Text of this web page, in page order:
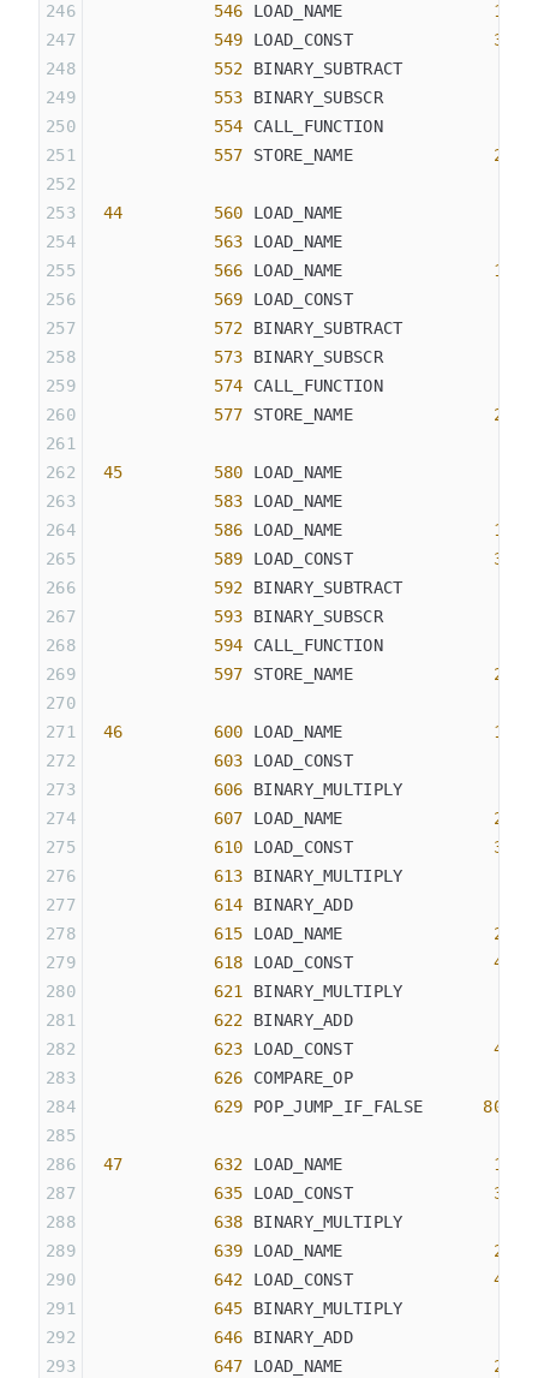
            546
LOAD_NAME 18
            549
LOAD_CONST 36
            552
BINARY_SUBTRACT
            553
BINARY_SUBSCR
            554
CALL_FUNCTION
            557
STORE_NAME 22
44
         560
LOAD_NAME
            563
LOAD_NAME
            566
LOAD_NAME 18
            569
LOAD_CONST
            572
BINARY_SUBTRACT
            573
BINARY_SUBSCR
            574
CALL_FUNCTION
            577
STORE_NAME 23
45
         580
LOAD_NAME
            583
LOAD_NAME
            586
LOAD_NAME 18
            589
LOAD_CONST 35
            592
BINARY_SUBTRACT
            593
BINARY_SUBSCR
            594
CALL_FUNCTION
            597
STORE_NAME 24
46
         600
LOAD_NAME 19
            603
LOAD_CONST
            606
BINARY_MULTIPLY
            607
LOAD_NAME 20
            610
LOAD_CONST 35
            613
BINARY_MULTIPLY
            614
BINARY_ADD
            615
LOAD_NAME 21
            618
LOAD_CONST 40
            621
BINARY_MULTIPLY
            622
BINARY_ADD
            623
LOAD_CONST 44
            626
COMPARE_OP
            629
POP_JUMP_IF_FALSE 807
47
         632
LOAD_NAME 19
            635
LOAD_CONST 36
            638
BINARY_MULTIPLY
            639
LOAD_NAME 20
            642
LOAD_CONST 43
            645
BINARY_MULTIPLY
            646
BINARY_ADD
            647
LOAD_NAME 21